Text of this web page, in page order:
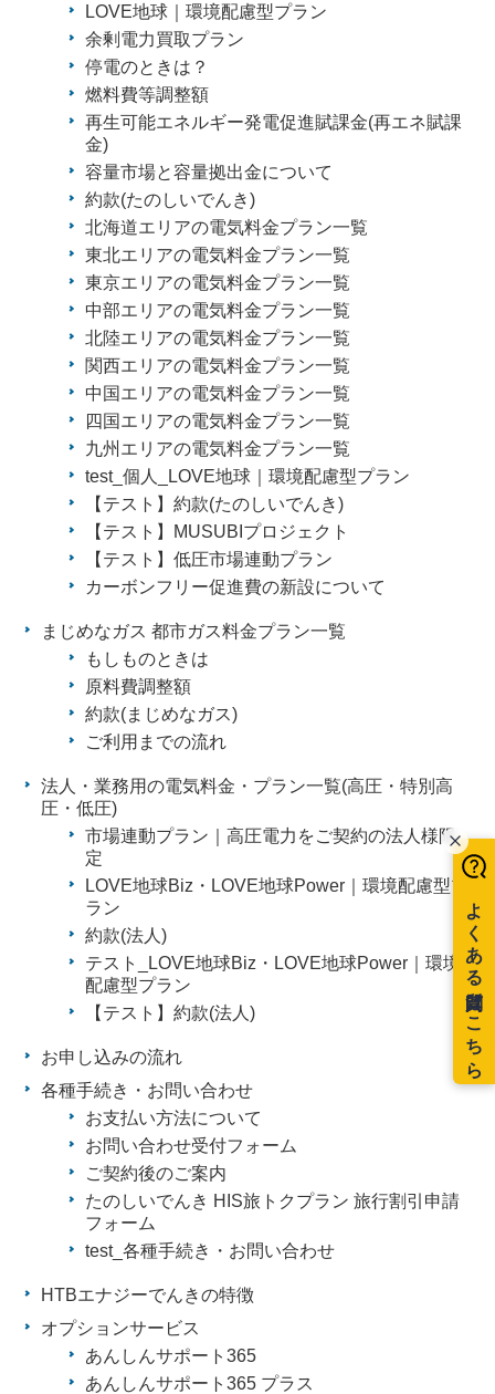
LOVE地球｜環境配慮型プラン
余剰電力買取プラン
停電のときは？
燃料費等調整額
再生可能エネルギー発電促進賦課金(再エネ賦課
金)
容量市場と容量拠出金について
約款(たのしいでんき)
北海道エリアの電気料金プラン一覧
東北エリアの電気料金プラン一覧
東京エリアの電気料金プラン一覧
中部エリアの電気料金プラン一覧
北陸エリアの電気料金プラン一覧
関西エリアの電気料金プラン一覧
中国エリアの電気料金プラン一覧
四国エリアの電気料金プラン一覧
九州エリアの電気料金プラン一覧
test_個人_LOVE地球｜環境配慮型プラン
【テスト】約款(たのしいでんき)
【テスト】MUSUBIプロジェクト
【テスト】低圧市場連動プラン
カーボンフリー促進費の新設について
まじめなガス 都市ガス料金プラン一覧
もしものときは
原料費調整額
約款(まじめなガス)
ご利用までの流れ
法人・業務用の電気料金・プラン一覧(高圧・特別高
圧・低圧)
市場連動プラン｜高圧電力をご契約の法人様限
定
LOVE地球Biz・LOVE地球Power｜環境配慮型プ
ラン
約款(法人)
テスト_LOVE地球Biz・LOVE地球Power｜環境
配慮型プラン
【テスト】約款(法人)
お申し込みの流れ
各種手続き・お問い合わせ
お支払い方法について
お問い合わせ受付フォーム
ご契約後のご案内
たのしいでんき HIS旅トクプラン 旅行割引申請
フォーム
test_各種手続き・お問い合わせ
HTBエナジーでんきの特徴
オプションサービス
あんしんサポート365
あんしんサポート365 プラス